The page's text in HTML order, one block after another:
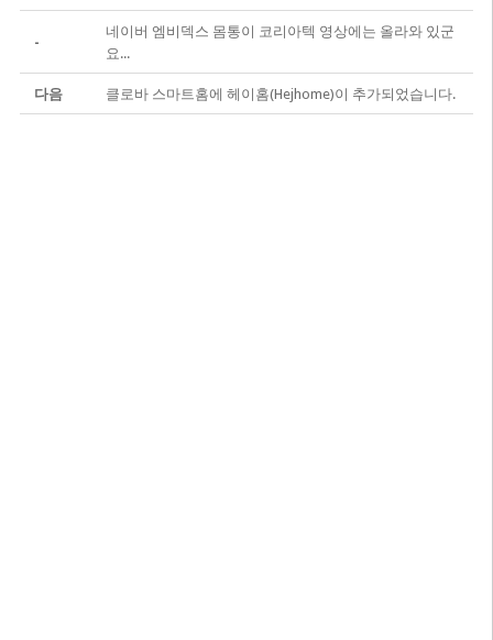
-
네이버 엠비덱스 몸통이 코리아텍 영상에는 올라와 있군
요...
다음 클로바 스마트홈에 헤이홈(Hejhome)이 추가되었습니다.